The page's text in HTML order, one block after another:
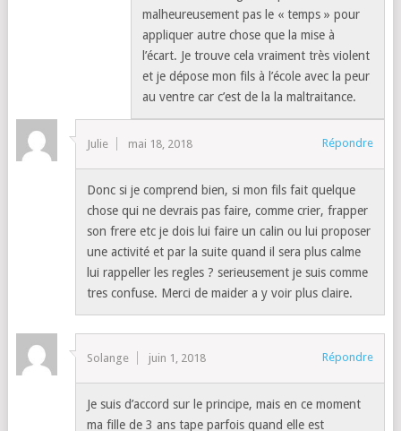
malheureusement pas le « temps » pour
appliquer autre chose que la mise à
l’écart. Je trouve cela vraiment très violent
et je dépose mon fils à l’école avec la peur
au ventre car c’est de la la maltraitance.
Julie mai 18, 2018 Répondre
Donc si je comprend bien, si mon fils fait quelque
chose qui ne devrais pas faire, comme crier, frapper
son frere etc je dois lui faire un calin ou lui proposer
une activité et par la suite quand il sera plus calme
lui rappeller les regles ? serieusement je suis comme
tres confuse. Merci de maider a y voir plus claire.
Solange juin 1, 2018 Répondre
Je suis d’accord sur le principe, mais en ce moment
ma fille de 3 ans tape parfois quand elle est